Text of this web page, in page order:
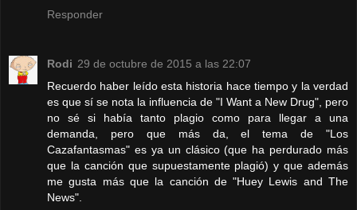
Responder
Rodi 29 de octubre de 2015 a las 22:07
Recuerdo haber leído esta historia hace tiempo y la verdad
es que sí se nota la influencia de "I Want a New Drug", pero
no sé si había tanto plagio como para llegar a una
demanda, pero que más da, el tema de "Los
Cazafantasmas" es ya un clásico (que ha perdurado más
que la canción que supuestamente plagió) y que además
me gusta más que la canción de "Huey Lewis and The
News".